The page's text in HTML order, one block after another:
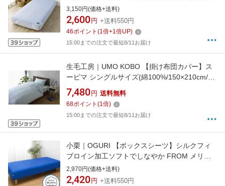
100％ 先染め 洗いざらし 使い始めからやわら
か 洗える オールシーズン HPSP130-72
HPSP130-72 ネイビー
3,150円(価格+送料)
2,600 円 +送料550円
46ポイント (1倍+1倍UP)
15:00までの注文で最短8/11お届け
生毛工房｜UMO KOBO 【掛け布団カバー】ス
ーピマ シングルサイズ(綿100%/150×210cm/ブ
ルー)[M541521KSBL]
7,480 円 送料無料
68ポイント (1倍)
15:00までの注文で最短8/11お届け
小栗｜OGURI 【ボックスシーツ】シルクフィ
ブロイン加工ソフトでしなやか FROM メリー
ナイト(MerryNight) ブルー FM67400173 [シン
グルサイズ][FM67400173]
2,970円(価格+送料)
2,420 円 +送料550円